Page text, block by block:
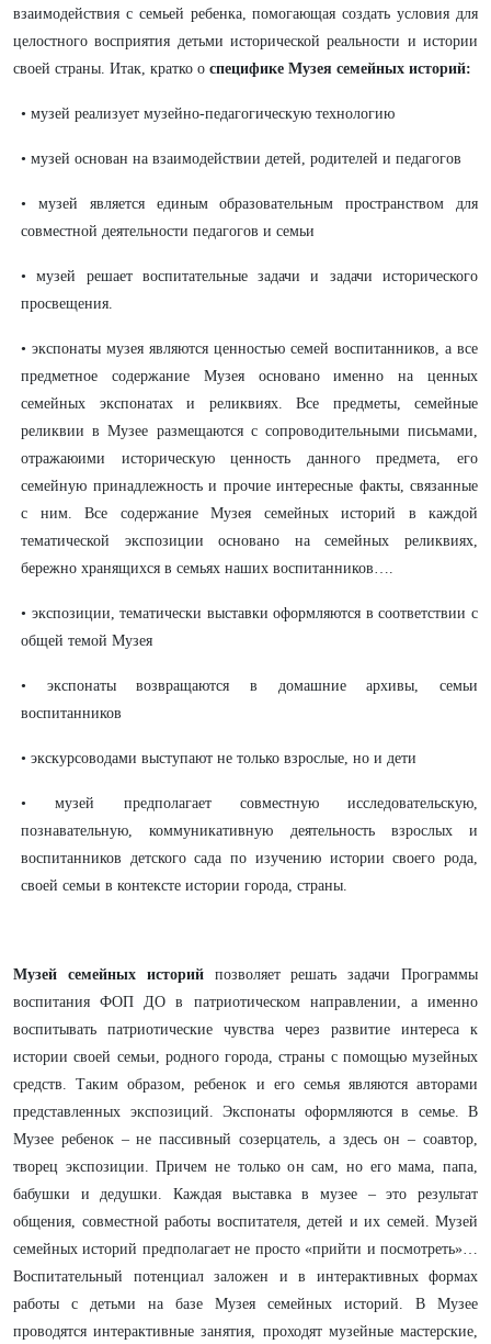
взаимодействия с семьей ребенка, помогающая создать условия для
целостного восприятия детьми исторической реальности и истории
своей страны. Итак, кратко о специфике Музея семейных историй:
• музей реализует музейно-педагогическую технологию
• музей основан на взаимодействии детей, родителей и педагогов
• музей является единым образовательным пространством для
совместной деятельности педагогов и семьи
• музей решает воспитательные задачи и задачи исторического
просвещения.
• экспонаты музея являются ценностью семей воспитанников, а все
предметное содержание Музея основано именно на ценных
семейных экспонатах и реликвиях. Все предметы, семейные
реликвии в Музее размещаются с сопроводительными письмами,
отражаюими историческую ценность данного предмета, его
семейную принадлежность и прочие интересные факты, связанные
с ним. Все содержание Музея семейных историй в каждой
тематической экспозиции основано на семейных реликвиях,
бережно хранящихся в семьях наших воспитанников….
• экспозиции, тематически выставки оформляются в соответствии с
общей темой Музея
• экспонаты возвращаются в домашние архивы, семьи
воспитанников
• экскурсоводами выступают не только взрослые, но и дети
• музей предполагает совместную исследовательскую,
познавательную, коммуникативную деятельность взрослых и
воспитанников детского сада по изучению истории своего рода,
своей семьи в контексте истории города, страны.
Музей семейных историйпозволяет решать задачи Программы
воспитания ФОП ДО в патриотическом направлении, а именно
воспитывать патриотические чувства через развитие интереса к
истории своей семьи, родного города, страны с помощью музейных
средств. Таким образом, ребенок и его семья являются авторами
представленных экспозиций. Экспонаты оформляются в семье. В
Музее ребенок – не пассивный созерцатель, а здесь он – соавтор,
творец экспозиции. Причем не только он сам, но его мама, папа,
бабушки и дедушки. Каждая выставка в музее – это результат
общения, совместной работы воспитателя, детей и их семей. Музей
семейных историй предполагает не просто «прийти и посмотреть»…
Воспитательный потенциал заложен и в интерактивных формах
работы с детьми на базе Музея семейных историй. В Музее
проводятся интерактивные занятия, проходят музейные мастерские,